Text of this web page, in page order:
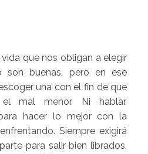
que nos obligan a elegir
son buenas, pero en ese
una con el fin de que
mal menor. Ni hablar.
hacer lo mejor con la
Siempre exigirá
para salir bien librados,